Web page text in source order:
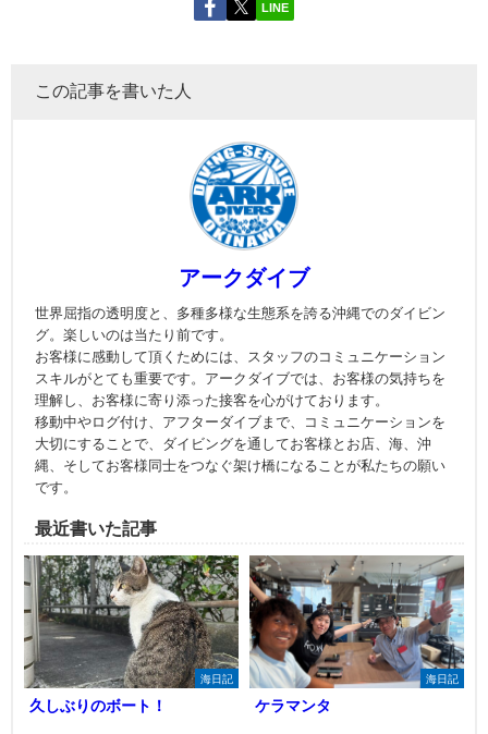
LINE
この記事を書いた人
アークダイブ
世界屈指の透明度と、多種多様な生態系を誇る沖縄でのダイビン
グ。楽しいのは当たり前です。
お客様に感動して頂くためには、スタッフのコミュニケーション
スキルがとても重要です。アークダイブでは、お客様の気持ちを
理解し、お客様に寄り添った接客を心がけております。
移動中やログ付け、アフターダイブまで、コミュニケーションを
大切にすることで、ダイビングを通してお客様とお店、海、沖
縄、そしてお客様同士をつなぐ架け橋になることが私たちの願い
です。
最近書いた記事
海日記
久しぶりのボート！
海日記
ケラマンタ